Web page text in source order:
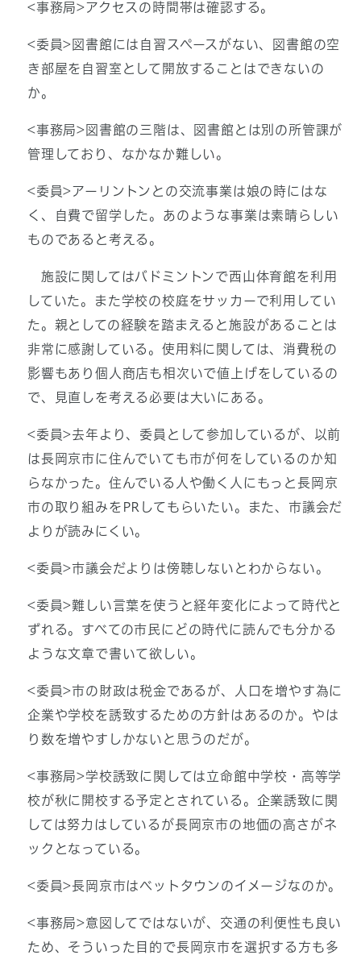
<事務局>アクセスの時間帯は確認する。
<委員>図書館には自習スペースがない、図書館の空
き部屋を自習室として開放することはできないの
か。
<事務局>図書館の三階は、図書館とは別の所管課が
管理しており、なかなか難しい。
<委員>アーリントンとの交流事業は娘の時にはな
く、自費で留学した。あのような事業は素晴らしい
ものであると考える。
施設に関してはバドミントンで西山体育館を利用
していた。また学校の校庭をサッカーで利用してい
た。親としての経験を踏まえると施設があることは
非常に感謝している。使用料に関しては、消費税の
影響もあり個人商店も相次いで値上げをしているの
で、見直しを考える必要は大いにある。
<委員>去年より、委員として参加しているが、以前
は長岡京市に住んでいても市が何をしているのか知
らなかった。住んでいる人や働く人にもっと長岡京
市の取り組みをPRしてもらいたい。また、市議会だ
よりが読みにくい。
<委員>市議会だよりは傍聴しないとわからない。
<委員>難しい言葉を使うと経年変化によって時代と
ずれる。すべての市民にどの時代に読んでも分かる
ような文章で書いて欲しい。
<委員>市の財政は税金であるが、人口を増やす為に
企業や学校を誘致するための方針はあるのか。やは
り数を増やすしかないと思うのだが。
<事務局>学校誘致に関しては立命館中学校・高等学
校が秋に開校する予定とされている。企業誘致に関
しては努力はしているが長岡京市の地価の高さがネ
ックとなっている。
<委員>長岡京市はベットタウンのイメージなのか。
<事務局>意図してではないが、交通の利便性も良い
ため、そういった目的で長岡京市を選択する方も多